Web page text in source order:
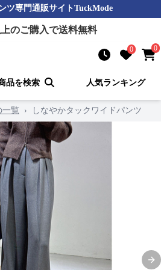
ツ専門通販サイトTuckMode
上のご購入で送料無料
0 0
品を検索 人気ランキング
一覧 › しなやかタックワイドパンツ